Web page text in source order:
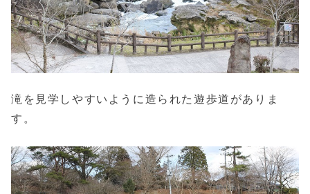
滝を見学しやすいように造られた遊歩道がありま
す。